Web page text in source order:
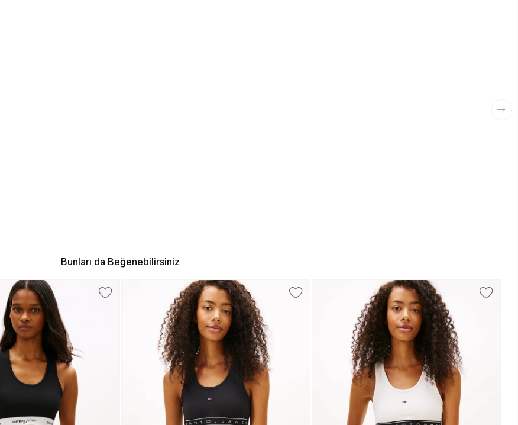
Bunları da Beğenebilirsiniz